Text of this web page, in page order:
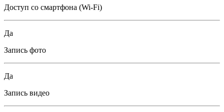
Доступ со смартфона (Wi-Fi)
Да
Запись фото
Да
Запись видео